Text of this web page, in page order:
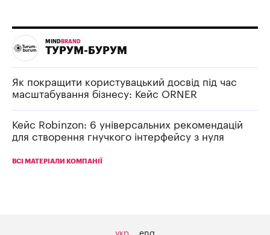
MIND BRAND
ТУРУМ-БУРУМ
Як покращити користувацький досвід під час
масштабування бізнесу: Кейс ORNER
Кейс Robinzon: 6 універсальних рекомендацій
для створення гнучкого інтерфейсу з нуля
ВСІ МАТЕРІАЛИ КОМПАНІЇ